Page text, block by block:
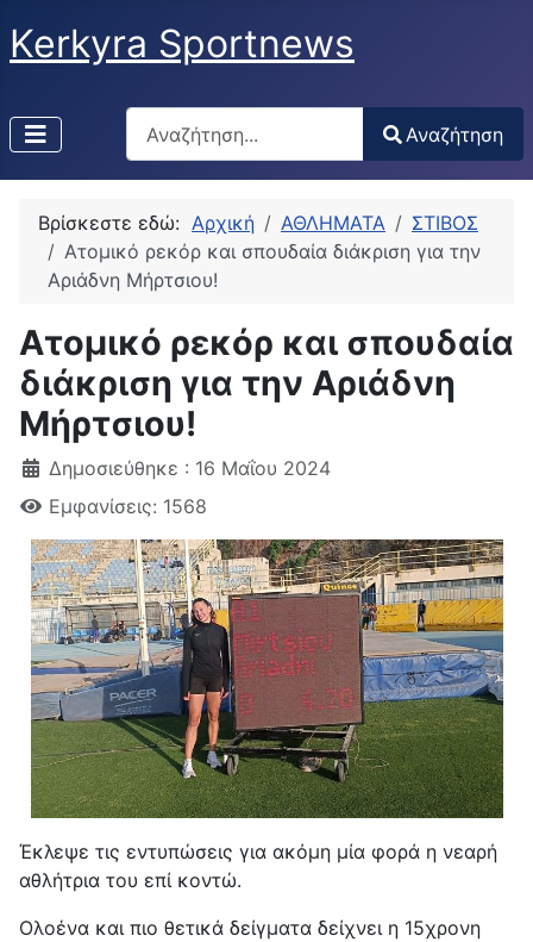
Kerkyra Sportnews
Αναζήτηση
Type 2 or more characters for results.
Αναζήτηση
Βρίσκεστε εδώ: Αρχική ΑΘΛΗΜΑΤΑ
ΣΤΙΒΟΣ
Ατομικό ρεκόρ και σπουδαία διάκριση για την
Αριάδνη Μήρτσιου!
Ατομικό ρεκόρ και σπουδαία
διάκριση για την Αριάδνη
Μήρτσιου!
Δημοσιεύθηκε : 16 Μαΐου 2024
Εμφανίσεις: 1568
Έκλεψε τις εντυπώσεις για ακόμη μία φορά η νεαρή
αθλήτρια του επί κοντώ.
Ολοένα και πιο θετικά δείγματα δείχνει η 15χρονη